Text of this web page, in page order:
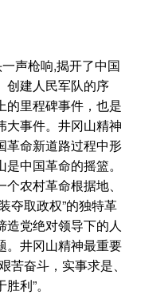
声枪响,揭开了中国
创建人民军队的序
的里程碑事件，也是
大事件。井冈山精神
革命新道路过程中形
中国革命的摇篮。
农村革命根据地、
夺取政权”的独特革
造党绝对领导下的人
。井冈山精神最重要
苦奋斗，实事求是、
利”。